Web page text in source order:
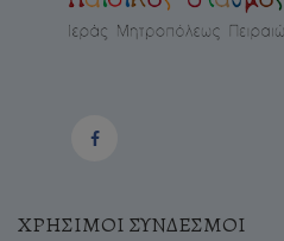
ΧΡΗΣΙΜΟΙ ΣΥΝΔΕΣΜΟΙ